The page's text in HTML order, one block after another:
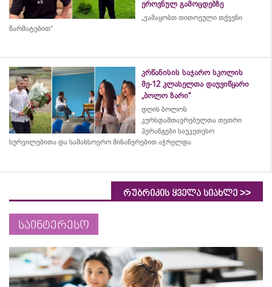
ეროვნულ გამოცდებზე
„ვამაყობთ თითოეული თქვენი
წარმატებით“
კრწანისის საჯარო სკოლის
მე-12 კლასელთა დაუვიწყარი
„ბოლო ზარი“
დღის ბოლოს
კურსდამთავრებულთა თეთრი
პერანგები საუკეთესო
სურვილებითა და სამახსოვრო მინაწერებით აჭრელდა
რუბრიკის ყველა სიახლე >>
საინტერესო